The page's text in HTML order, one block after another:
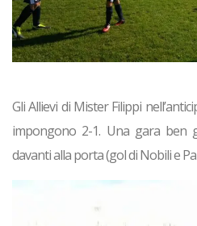
GliAllievi di Mister Filippi
impongono 2-1. Una gara ben
davanti alla porta (gol di Nobili e